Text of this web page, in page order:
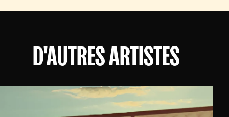
D'AUTRES ARTISTES